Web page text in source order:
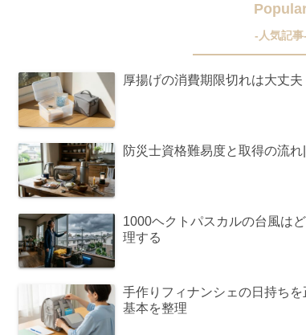
-人気記事-
厚揚げの消費期限切れは大丈
防災士資格難易度と取得の流
1000ヘクトパスカルの台風は
理する
手作りフィナンシェの日持ち
基本を整理